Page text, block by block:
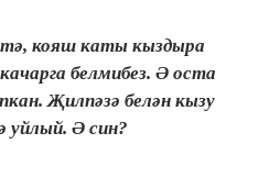
кояш каты кыздыра
белмибез. Ә оста
Җилпәзә белән кызу
уйлый. Ә син?